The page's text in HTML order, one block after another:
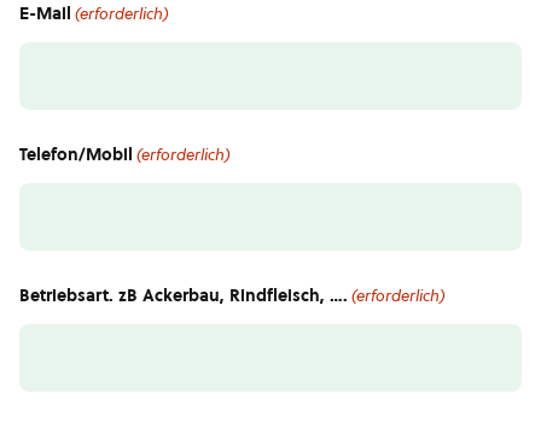
E-Mail (erforderlich)
Telefon/Mobil (erforderlich)
Betriebsart. zB Ackerbau, Rindfleisch, …. (erforderlich)